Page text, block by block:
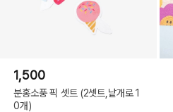
1,500
분홍소풍 픽 셋트 (2셋트,낱개로 1
0개)